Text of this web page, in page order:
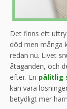
Det finns ett
död men många
redan nu. Livet
åtaganden, och
efter. En pålitlig
kan vara
betydligt mer